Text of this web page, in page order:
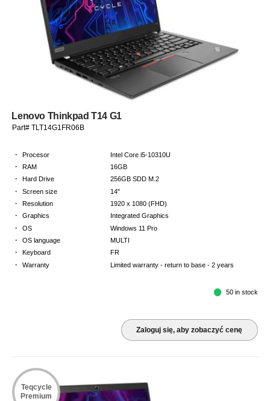
Lenovo Thinkpad T14 G1
Part# TLT14G1FR06B
· Procesor Intel Core i5-10310U
· RAM 16GB
· Hard Drive 256GB SDD M.2
· Screen size 14"
· Resolution 1920 x 1080 (FHD)
· Graphics Integrated Graphics
· OS Windows 11 Pro
· OS language MULTI
· Keyboard FR
· Warranty Limited warranty - return to base - 2 years
50 in stock
Zaloguj się, aby zobaczyć cenę
Teqcycle
Premium